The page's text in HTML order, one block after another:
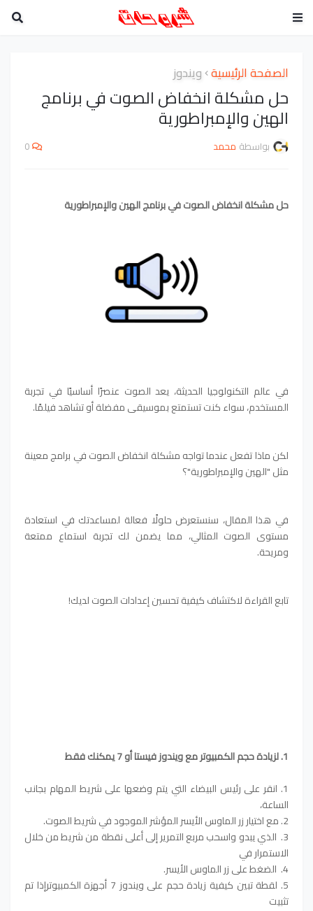
الصفحة الرئيسية ويندوز
حل مشكلة انخفاض الصوت في برنامج
الهين والإمبراطورية
بواسطة محمد 0
حل مشكلة انخفاض الصوت في برنامج الهين والإمبراطورية
في عالم التكنولوجيا الحديثة، يعد الصوت عنصرًا أساسيًا في تجربة
المستخدم، سواء كنت تستمتع بموسيقى مفضلة أو تشاهد فيلمًا.
لكن ماذا تفعل عندما تواجه مشكلة انخفاض الصوت في برامج معينة
مثل "الهين والإمبراطورية"؟
في هذا المقال، سنستعرض حلولًا فعالة لمساعدتك في استعادة
مستوى الصوت المثالي، مما يضمن لك تجربة استماع ممتعة
ومريحة.
تابع القراءة لاكتشاف كيفية تحسين إعدادات الصوت لديك!
1. لزيادة حجم الكمبيوتر مع ويندوز فيستا أو 7 يمكنك فقط
1. انقر على رئيس البيضاء التي يتم وضعها على شريط المهام بجانب
الساعة،
2. مع اختيار زر الماوس الأيسر المؤشر الموجود في شريط الصوت.
3. الذي يبدو واسحب مربع التمرير إلى أعلى نقطة من شريط من خلال
الاستمرار في
4. الضغط على زر الماوس الأيسر.
5. لقطة تبين كيفية زيادة حجم على ويندوز 7 أجهزة الكمبيوترإذا تم
تثبيت